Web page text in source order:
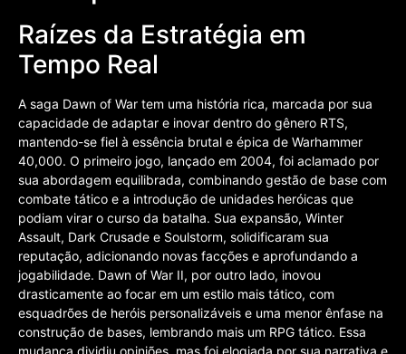
Raízes da Estratégia em
Tempo Real
A saga Dawn of War tem uma história rica, marcada por sua
capacidade de adaptar e inovar dentro do gênero RTS,
mantendo-se fiel à essência brutal e épica de Warhammer
40,000. O primeiro jogo, lançado em 2004, foi aclamado por
sua abordagem equilibrada, combinando gestão de base com
combate tático e a introdução de unidades heróicas que
podiam virar o curso da batalha. Sua expansão, Winter
Assault, Dark Crusade e Soulstorm, solidificaram sua
reputação, adicionando novas facções e aprofundando a
jogabilidade. Dawn of War II, por outro lado, inovou
drasticamente ao focar em um estilo mais tático, com
esquadrões de heróis personalizáveis e uma menor ênfase na
construção de bases, lembrando mais um RPG tático. Essa
mudança dividiu opiniões, mas foi elogiada por sua narrativa e